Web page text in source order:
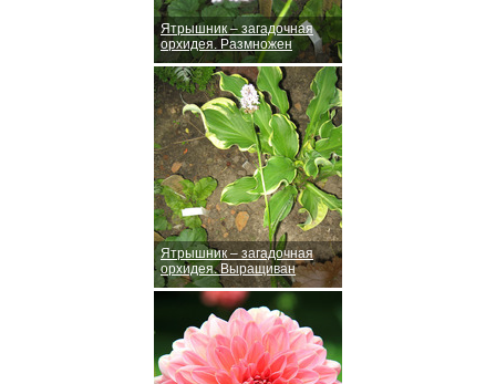
Ятрышник – загадочная
орхидея. Размножен
Ятрышник – загадочная
орхидея. Выращиван